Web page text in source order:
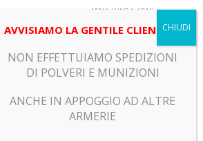
ARMA LUNGA ARMI
Beretta – SV10 PREVAIL III
SPORTING KIK OFF – Canna
Call For Price
AVVISIAMO LA GENTILE CLIENTELA
NON EFFETTUIAMO SPEDIZIONI
DI POLVERI E MUNIZIONI
ANCHE IN APPOGGIO AD ALTRE
ARMERIE